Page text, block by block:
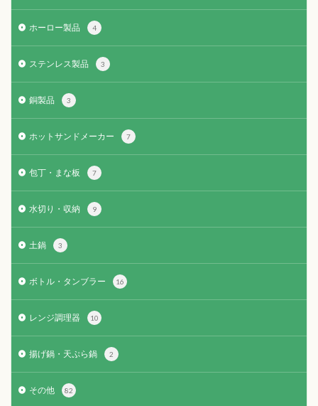
ホーロー製品 4
ステンレス製品 3
銅製品 3
ホットサンドメーカー 7
包丁・まな板 7
水切り・収納 9
土鍋 3
ボトル・タンブラー 16
レンジ調理器 10
揚げ鍋・天ぷら鍋 2
その他 82